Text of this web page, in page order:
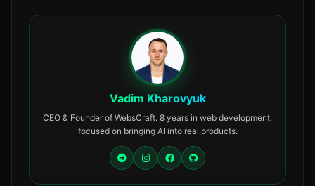
Vadim Kharovyuk
CEO & Founder of WebsCraft. 8 years in web development,
focused on bringing AI into real products.